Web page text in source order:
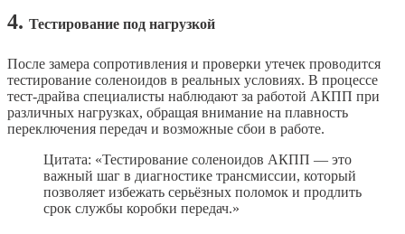
4. Тестирование под нагрузкой
После замера сопротивления и проверки утечек проводится
тестирование соленоидов в реальных условиях. В процессе
тест-драйва специалисты наблюдают за работой АКПП при
различных нагрузках, обращая внимание на плавность
переключения передач и возможные сбои в работе.
Цитата: «Тестирование соленоидов АКПП — это
важный шаг в диагностике трансмиссии, который
позволяет избежать серьёзных поломок и продлить
срок службы коробки передач.»